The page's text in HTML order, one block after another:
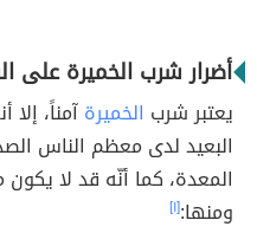
أضرار شرب الخميرة على
يعتبر شرب الخميرةآمناً،
البعيد لدى معظم الناس
المعدة، كما أنّه قد لا يكون
ومنها:[١]